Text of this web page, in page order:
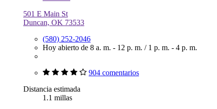
501 E Main St
Duncan, OK 73533
(580) 252-2046
Hoy abierto de 8 a. m. - 12 p. m. / 1 p. m. - 4 p. m.
904 comentarios
Distancia estimada
1.1 millas